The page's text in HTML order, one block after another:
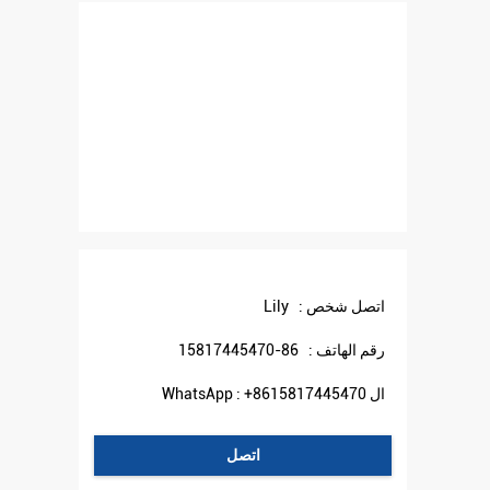
اتصل شخص : Lily
رقم الهاتف : 86-15817445470
ال WhatsApp : +8615817445470
اتصل